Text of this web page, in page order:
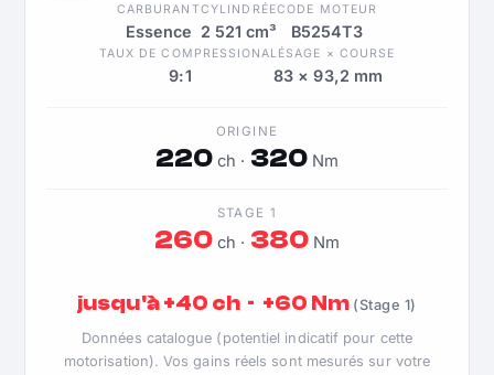
CARBURANT
Essence
CYLINDRÉE
2 521 cm³
CODE MOTEUR
B5254T3
TAUX DE COMPRESSION
9:1
ALÉSAGE × COURSE
83 × 93,2 mm
ORIGINE
220 ch · 320Nm
STAGE 1
260 ch · 380Nm
jusqu'à +40 ch · +60 Nm (Stage 1)
Données catalogue (potentiel indicatif pour cette
motorisation). Vos gains réels sont mesurés sur votre